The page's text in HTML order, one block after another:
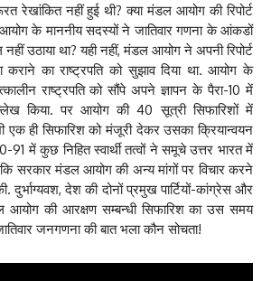
रेखांकित नहीं हुई थी? क्या मंडल आयोग की रिपोर्ट
के माननीय सदस्यों ने जातिवार गणना के आंकडों
उठाया था? यही नहीं, मंडल आयोग ने अपनी रिपोर्ट
कराने का राष्ट्रपति को सुझाव दिया था. आयोग के
राष्ट्रपति को सौंपे अपने ज्ञापन के पैरा-10 में
किया. पर आयोग की 40 सूत्री सिफारिशों में
एक ही सिफारिश को मंजूरी देकर उसका क्रियान्वयन
91 में कुछ निहित स्वार्थी तत्वों ने समूचे उत्तर भारत में
सरकार मंडल आयोग की अन्य मांगों पर विचार करने
दुर्भाग्यवश, देश की दोनों प्रमुख पार्टियों-कांग्रेस और
की आरक्षण सम्बन्धी सिफारिश का उस समय
जनगणना की बात भला कौन सोचता!